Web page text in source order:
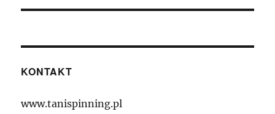
KONTAKT
www.tanispinning.pl